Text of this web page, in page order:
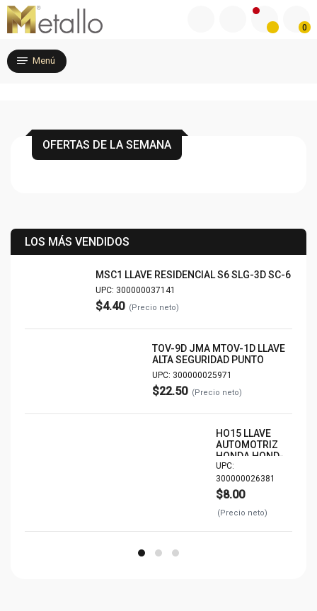
0
Menú
OFERTAS DE LA SEMANA
LOS MÁS VENDIDOS
MSC1 LLAVE RESIDENCIAL S6 SLG-3D SC-6
UPC: 300000037141
$4.40 (Precio neto)
TOV-9D JMA MTOV-1D LLAVE
ALTA SEGURIDAD PUNTO
UPC: 300000025971
$22.50 (Precio neto)
HO15 LLAVE
AUTOMOTRIZ
HONDA HOND-
41D HD97
UPC:
300000026381
$8.00
(Precio neto)